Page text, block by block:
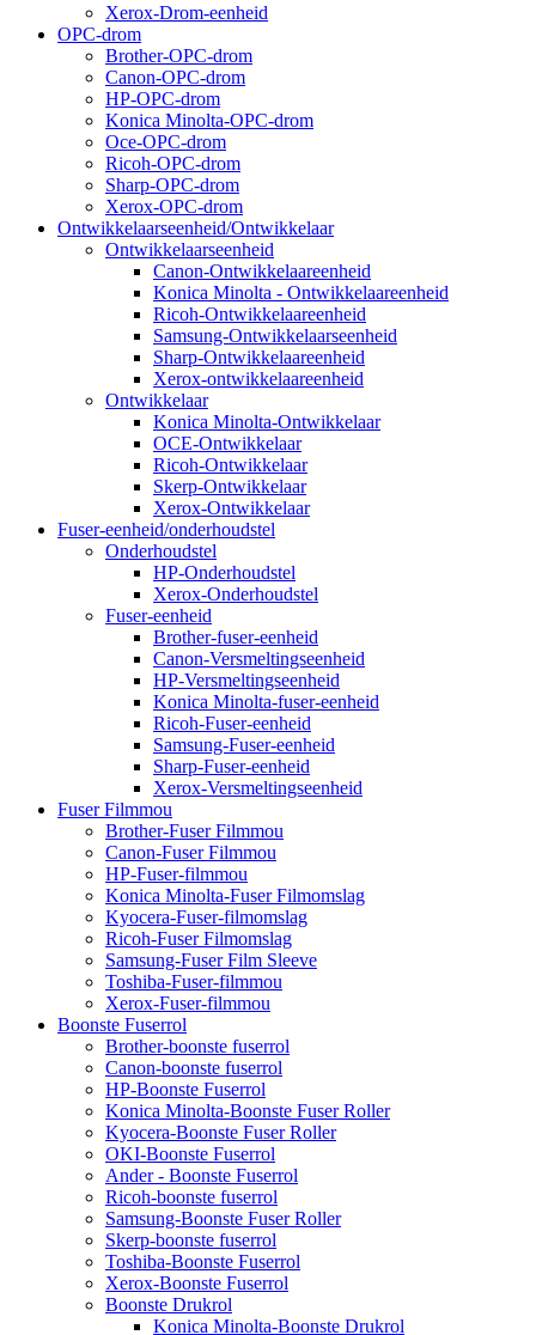
Xerox-Drom-eenheid
OPC-drom
Brother-OPC-drom
Canon-OPC-drom
HP-OPC-drom
Konica Minolta-OPC-drom
Oce-OPC-drom
Ricoh-OPC-drom
Sharp-OPC-drom
Xerox-OPC-drom
Ontwikkelaarseenheid/Ontwikkelaar
Ontwikkelaarseenheid
Canon-Ontwikkelaareenheid
Konica Minolta - Ontwikkelaareenheid
Ricoh-Ontwikkelaareenheid
Samsung-Ontwikkelaarseenheid
Sharp-Ontwikkelaareenheid
Xerox-ontwikkelaareenheid
Ontwikkelaar
Konica Minolta-Ontwikkelaar
OCE-Ontwikkelaar
Ricoh-Ontwikkelaar
Skerp-Ontwikkelaar
Xerox-Ontwikkelaar
Fuser-eenheid/onderhoudstel
Onderhoudstel
HP-Onderhoudstel
Xerox-Onderhoudstel
Fuser-eenheid
Brother-fuser-eenheid
Canon-Versmeltingseenheid
HP-Versmeltingseenheid
Konica Minolta-fuser-eenheid
Ricoh-Fuser-eenheid
Samsung-Fuser-eenheid
Sharp-Fuser-eenheid
Xerox-Versmeltingseenheid
Fuser Filmmou
Brother-Fuser Filmmou
Canon-Fuser Filmmou
HP-Fuser-filmmou
Konica Minolta-Fuser Filmomslag
Kyocera-Fuser-filmomslag
Ricoh-Fuser Filmomslag
Samsung-Fuser Film Sleeve
Toshiba-Fuser-filmmou
Xerox-Fuser-filmmou
Boonste Fuserrol
Brother-boonste fuserrol
Canon-boonste fuserrol
HP-Boonste Fuserrol
Konica Minolta-Boonste Fuser Roller
Kyocera-Boonste Fuser Roller
OKI-Boonste Fuserrol
Ander - Boonste Fuserrol
Ricoh-boonste fuserrol
Samsung-Boonste Fuser Roller
Skerp-boonste fuserrol
Toshiba-Boonste Fuserrol
Xerox-Boonste Fuserrol
Boonste Drukrol
Konica Minolta-Boonste Drukrol